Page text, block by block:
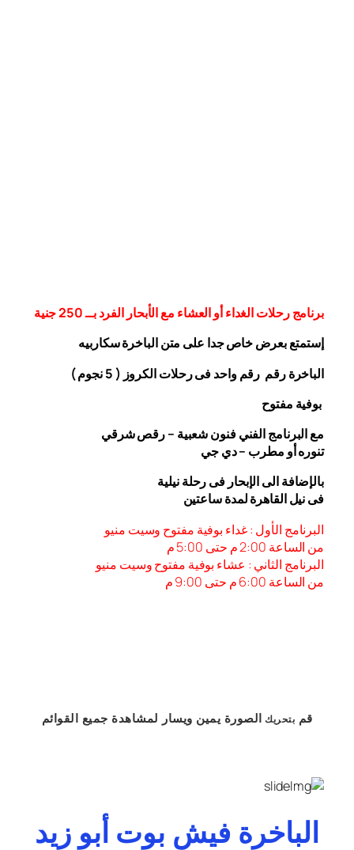
برنامج رحلات الغداء أو العشاء مع الأبحار الفرد بــ 250 جنية
إستمتع بعرض خاص جدا على متن الباخرةسكاربيه
الباخرة رقم رقم واحد فى رحلات الكروز ( 5 نجوم )
بوفية مفتوح
مع البرنامج الفني فنون شعبية – رقص شرقي
تنوره أو مطرب – دي جي
بالإضافة الى الإبحار فى رحلة نيلية
فى نيل القاهرة لمدة ساعتين
البرنامج الأول : غداء بوفية مفتوح وسيت منيو
من الساعة 2:00 م حتى 5:00 م
البرنامج الثاني : عشاء بوفية مفتوح وسيت منيو
من الساعة 6:00 م حتى 9:00 م
قم بتحريك الصورة يمين ويسار لمشاهدة جميع القوائم
الباخرة فيش بوت أبو زيد